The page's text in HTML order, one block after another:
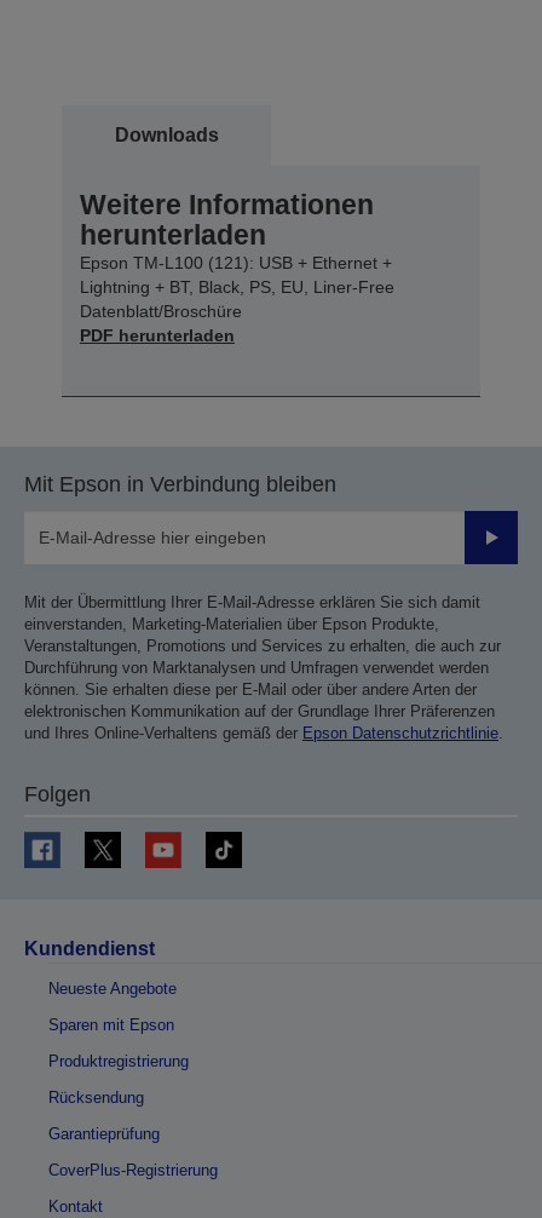
Downloads
Weitere Informationen
herunterladen
Epson TM-L100 (121): USB + Ethernet +
Lightning + BT, Black, PS, EU, Liner-Free
Datenblatt/Broschüre
PDF herunterladen
Mit Epson in Verbindung bleiben
Mit der Übermittlung Ihrer E-Mail-Adresse erklären Sie sich damit
einverstanden, Marketing-Materialien über Epson Produkte,
Veranstaltungen, Promotions und Services zu erhalten, die auch zur
Durchführung von Marktanalysen und Umfragen verwendet werden
können. Sie erhalten diese per E-Mail oder über andere Arten der
elektronischen Kommunikation auf der Grundlage Ihrer Präferenzen
und Ihres Online-Verhaltens gemäß der Epson Datenschutzrichtlinie.
Folgen
Kundendienst
Neueste Angebote
Sparen mit Epson
Produktregistrierung
Rücksendung
Garantieprüfung
CoverPlus-Registrierung
Kontakt